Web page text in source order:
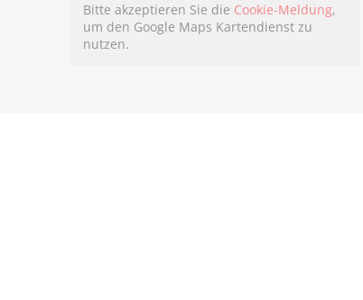
Bitte akzeptieren Sie die Cookie-Meldung,
um den Google Maps Kartendienst zu
nutzen.